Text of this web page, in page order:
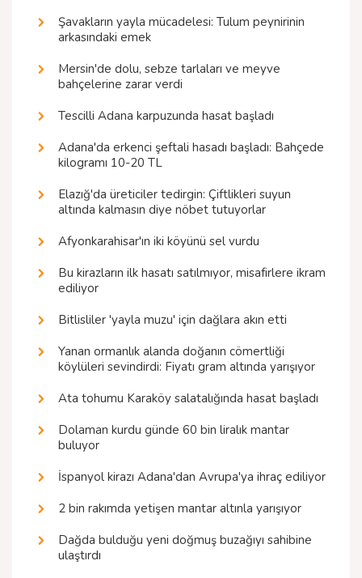
Şavakların yayla mücadelesi: Tulum peynirinin
arkasındaki emek
Mersin'de dolu, sebze tarlaları ve meyve
bahçelerine zarar verdi
Tescilli Adana karpuzunda hasat başladı
Adana'da erkenci şeftali hasadı başladı: Bahçede
kilogramı 10-20 TL
Elazığ'da üreticiler tedirgin: Çiftlikleri suyun
altında kalmasın diye nöbet tutuyorlar
Afyonkarahisar'ın iki köyünü sel vurdu
Bu kirazların ilk hasatı satılmıyor, misafirlere ikram
ediliyor
Bitlisliler 'yayla muzu' için dağlara akın etti
Yanan ormanlık alanda doğanın cömertliği
köylüleri sevindirdi: Fiyatı gram altında yarışıyor
Ata tohumu Karaköy salatalığında hasat başladı
Dolaman kurdu günde 60 bin liralık mantar
buluyor
İspanyol kirazı Adana'dan Avrupa'ya ihraç ediliyor
2 bin rakımda yetişen mantar altınla yarışıyor
Dağda bulduğu yeni doğmuş buzağıyı sahibine
ulaştırdı